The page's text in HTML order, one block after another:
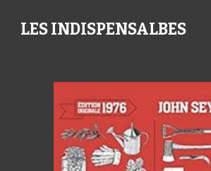
LES INDISPENSALBES